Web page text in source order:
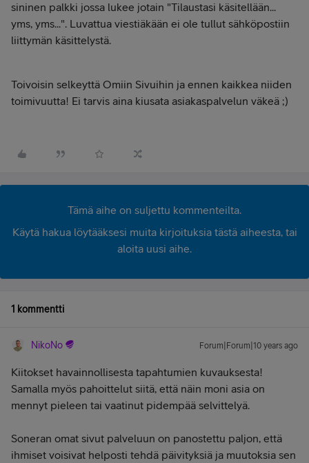
sininen palkki jossa lukee jotain "Tilaustasi käsitellään...
yms, yms...". Luvattua viestiäkään ei ole tullut sähköpostiin
liittymän käsittelystä.
Toivoisin selkeyttä Omiin Sivuihin ja ennen kaikkea niiden
toimivuutta! Ei tarvis aina kiusata asiakaspalvelun väkeä ;)
Tämä aihe on suljettu kommenteilta.
Käytä hakua löytääksesi muita kirjoituksia tästä aiheesta, tai
aloita uusi aihe.
1 kommentti
NikoNo Forum|Forum|10 years ago
Kiitokset havainnollisesta tapahtumien kuvauksesta!
Samalla myös pahoittelut siitä, että näin moni asia on
mennyt pieleen tai vaatinut pidempää selvittelyä.
Soneran omat sivut palveluun on panostettu paljon, että
ihmiset voisivat helposti tehdä päivityksiä ja muutoksia sen